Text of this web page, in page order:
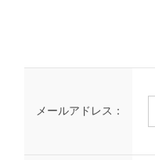
メールアドレス：